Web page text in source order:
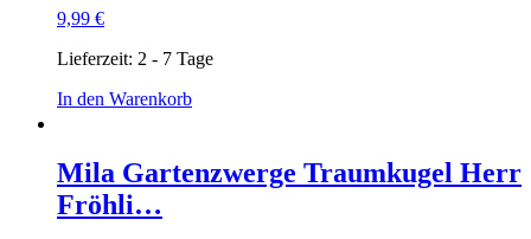
9,99 €
Lieferzeit: 2 - 7 Tage
In den Warenkorb
Mila Gartenzwerge Traumkugel Herr
Fröhli…